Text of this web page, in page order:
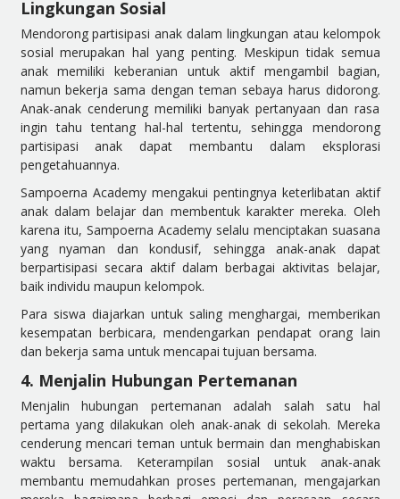
Lingkungan Sosial
Mendorong partisipasi anak dalam lingkungan atau kelompok
sosial merupakan hal yang penting. Meskipun tidak semua
anak memiliki keberanian untuk aktif mengambil bagian,
namun bekerja sama dengan teman sebaya harus didorong.
Anak-anak cenderung memiliki banyak pertanyaan dan rasa
ingin tahu tentang hal-hal tertentu, sehingga mendorong
partisipasi anak dapat membantu dalam eksplorasi
pengetahuannya.
Sampoerna Academy mengakui pentingnya keterlibatan aktif
anak dalam belajar dan membentuk karakter mereka. Oleh
karena itu, Sampoerna Academy selalu menciptakan suasana
yang nyaman dan kondusif, sehingga anak-anak dapat
berpartisipasi secara aktif dalam berbagai aktivitas belajar,
baik individu maupun kelompok.
Para siswa diajarkan untuk saling menghargai, memberikan
kesempatan berbicara, mendengarkan pendapat orang lain
dan bekerja sama untuk mencapai tujuan bersama.
4. Menjalin Hubungan Pertemanan
Menjalin hubungan pertemanan adalah salah satu hal
pertama yang dilakukan oleh anak-anak di sekolah. Mereka
cenderung mencari teman untuk bermain dan menghabiskan
waktu bersama. Keterampilan sosial untuk anak-anak
membantu memudahkan proses pertemanan, mengajarkan